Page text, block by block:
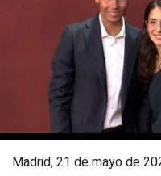
Madrid, 21 de mayo de